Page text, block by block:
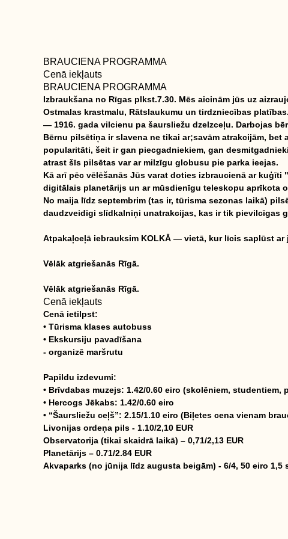
BRAUCIENA PROGRAMMA
Cenā iekļauts
BRAUCIENA PROGRAMMA
Izbraukšana no Rīgas plkst.7.30. Mēs aicinām jūs uz
Ostmalas krastmalu, Rātslaukumu un tirdzniecības
— 1916. gada vilcienu pa šaursliežu dzelzceļu. Darbojas
Bērnu pilsētiņa ir slavena ne tikai ar;savām atrakcijām,
popularitāti, šeit ir gan piecgadniekiem, gan
atrast šīs pilsētas var ar milzīgu globusu pie parka ieejas.
Kā arī pēc vēlēšanās Jūs varat doties izbraucienā ar
digitālais planetārijs un ar mūsdienīgu teleskopu aprīkota
No maija līdz septembrim (tas ir, tūrisma sezonas laikā)
daudzveidīgi slīdkalniņi unatrakcijas, kas ir tik pievilcīgas
Atpakaļceļā iebrauksim KOLKĀ — vietā, kur līcis saplūst ar
Vēlāk atgriešanās Rīgā.
Vēlāk atgriešanās Rīgā.
Cenā iekļauts
Cenā ietilpst:
• Tūrisma klases autobuss
• Ekskursiju pavadīšana
- organizē maršrutu
Papildu izdevumi:
• Brīvdabas muzejs: 1.42/0.60 eiro (skolēniem, studentiem,
• Hercogs Jēkabs: 1.42/0.60 eiro
• “Šaursliežu ceļš”: 2.15/1.10 eiro (Biļetes cena vienam
Livonijas ordeņa pils - 1.10/2,10 EUR
Observatorija (tikai skaidrā laikā) – 0,71/2,13 EUR
Planetārijs – 0.71/2.84 EUR
Akvaparks (no jūnija līdz augusta beigām) - 6/4, 50 eiro 1,5